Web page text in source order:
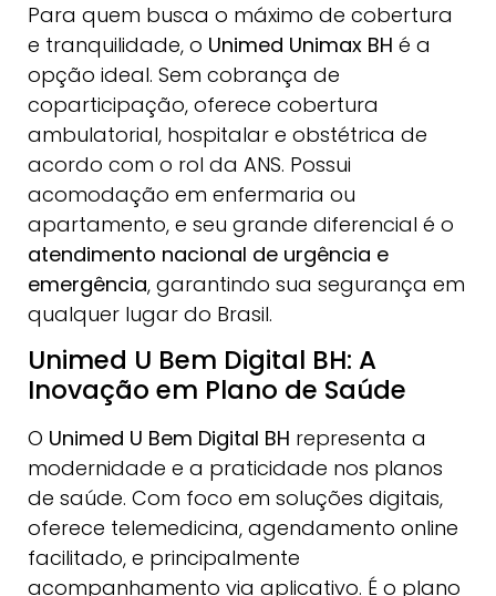
Para quem busca o máximo de cobertura
e tranquilidade, o Unimed Unimax BH é a
opção ideal. Sem cobrança de
coparticipação, oferece cobertura
ambulatorial, hospitalar e obstétrica de
acordo com o rol da ANS. Possui
acomodação em enfermaria ou
apartamento, e seu grande diferencial é o
atendimento nacional de urgência e
emergência, garantindo sua segurança em
qualquer lugar do Brasil.
Unimed U Bem Digital BH: A
Inovação em Plano de Saúde
O Unimed U Bem Digital BH representa a
modernidade e a praticidade nos planos
de saúde. Com foco em soluções digitais,
oferece telemedicina, agendamento online
facilitado, e principalmente
acompanhamento via aplicativo. É o plano